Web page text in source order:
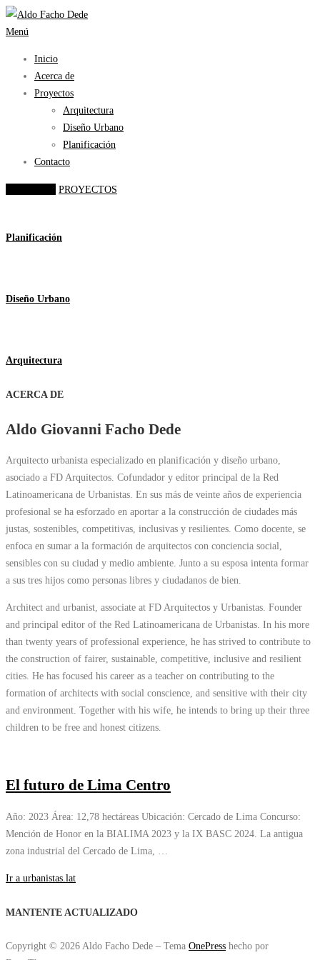
Saltar
al
Menú
Inicio
Acerca de
Proyectos
Arquitectura
Diseño Urbano
Planificación
Contacto
PROYECTOS
Planificación
Diseño Urbano
Arquitectura
ACERCA DE
Aldo Giovanni Facho Dede
Arquitecto urbanista especializado en planificación y diseño urbano,
asociado a FD Arquitectos. Cofundador y editor principal de la Red
Latinoamericana de Urbanistas. En sus más de veinte años de experiencia
profesional se ha esforzado en aportar a la construcción de ciudades más
justas, sostenibles, competitivas, inclusivas y resilientes. Como docente, se
enfoca en sumar a la formación de arquitectos con conciencia social,
sensibles con su ciudad y medio ambiente. Junto a su esposa intenta formar
a sus tres hijos como personas libres y ciudadanos de bien.
Architect and urbanist, associate at FD Arquitectos y Urbanistas. Founder
and principal editor of the Red Latinoamericana de Urbanistas. In his more
than twenty years of professional experience, he has strived to contribute to
the construction of fairer, sustainable, competitive, inclusive and resilient
cities. He has focused his career as a teacher on contributing to the
formation of architects with social conscience, and sensitive with their city
and environment. Together with his wife, he intends to bring up their three
children to be free and honest citizens.
El futuro de Lima Centro
Año: 2023 Área: 12,78 hectáreas Ubicación: Cercado de Lima Concurso:
Mención de Honor en la BIALIMA 2023 y la IX BASC 2024. La antigua
zona industrial del Cercado de Lima, …
Ir a urbanistas.lat
MANTENTE ACTUALIZADO
Copyright © 2026 Aldo Facho Dede – Tema OnePress hecho por